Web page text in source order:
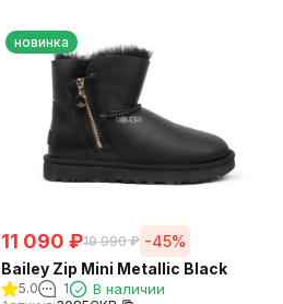
новинка
11 090 ₽19 990 ₽ -45%
Bailey Zip Mini Metallic Black
5.0 1 В наличии